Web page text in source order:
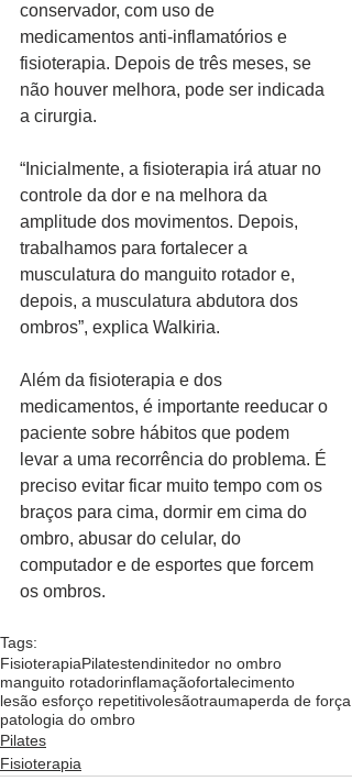
conservador, com uso de
medicamentos anti-inflamatórios e
fisioterapia. Depois de três meses, se
não houver melhora, pode ser indicada
a cirurgia.
“Inicialmente, a fisioterapia irá atuar no
controle da dor e na melhora da
amplitude dos movimentos. Depois,
trabalhamos para fortalecer a
musculatura do manguito rotador e,
depois, a musculatura abdutora dos
ombros”, explica Walkiria.
Além da fisioterapia e dos
medicamentos, é importante reeducar o
paciente sobre hábitos que podem
levar a uma recorrência do problema. É
preciso evitar ficar muito tempo com os
braços para cima, dormir em cima do
ombro, abusar do celular, do
computador e de esportes que forcem
os ombros.
Tags:
FisioterapiaPilatestendinitedor no ombro
manguito rotadorinflamaçãofortalecimento
lesão esforço repetitivolesãotraumaperda de força
patologia do ombro
Pilates
Fisioterapia